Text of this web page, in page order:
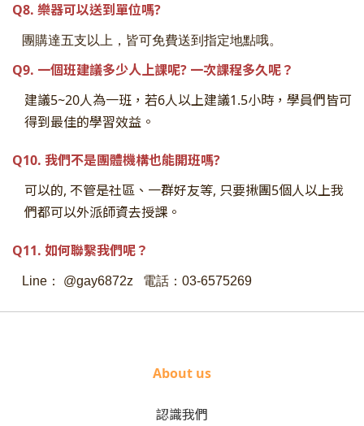
Q8. 樂器可以送到單位嗎?
團購達五支 以上，皆可免費送到指定地點哦。
Q9. 一個班建議多少人上課呢? 一次課程多久呢？
建議5~20人為一班，若6人以上建議1.5小時，學員們皆可
得到最佳的學習效益。
Q10. 我們不是團體機構也能開班嗎?
可以的, 不管是社區、一群好友等, 只要揪團5個人以上我
們都可以外派師資去授課。
Q11. 如何聯繫我們呢？
Line： @gay6872z 電話：03-6575269
About us
認識我們